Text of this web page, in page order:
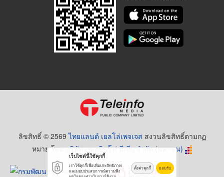
ลิขสิทธิ์ © 2569ไทยแลนด์ เยลโล่เพจเจส สงวนลิขสิทธิ์ตามกฏ
หมาย โดยบริษัท เทเลอินโฟ มีเดีย จำกัด (มหาชน)
เว็บไซต์นี้ใช้คุกกี้
เราใช้คุกกี้เพื่อเพิ่มประสิทธิภาพ
และมอบประสบการณ์ความพึง
ตั้งค่าคุกกี้ ยอมรับ